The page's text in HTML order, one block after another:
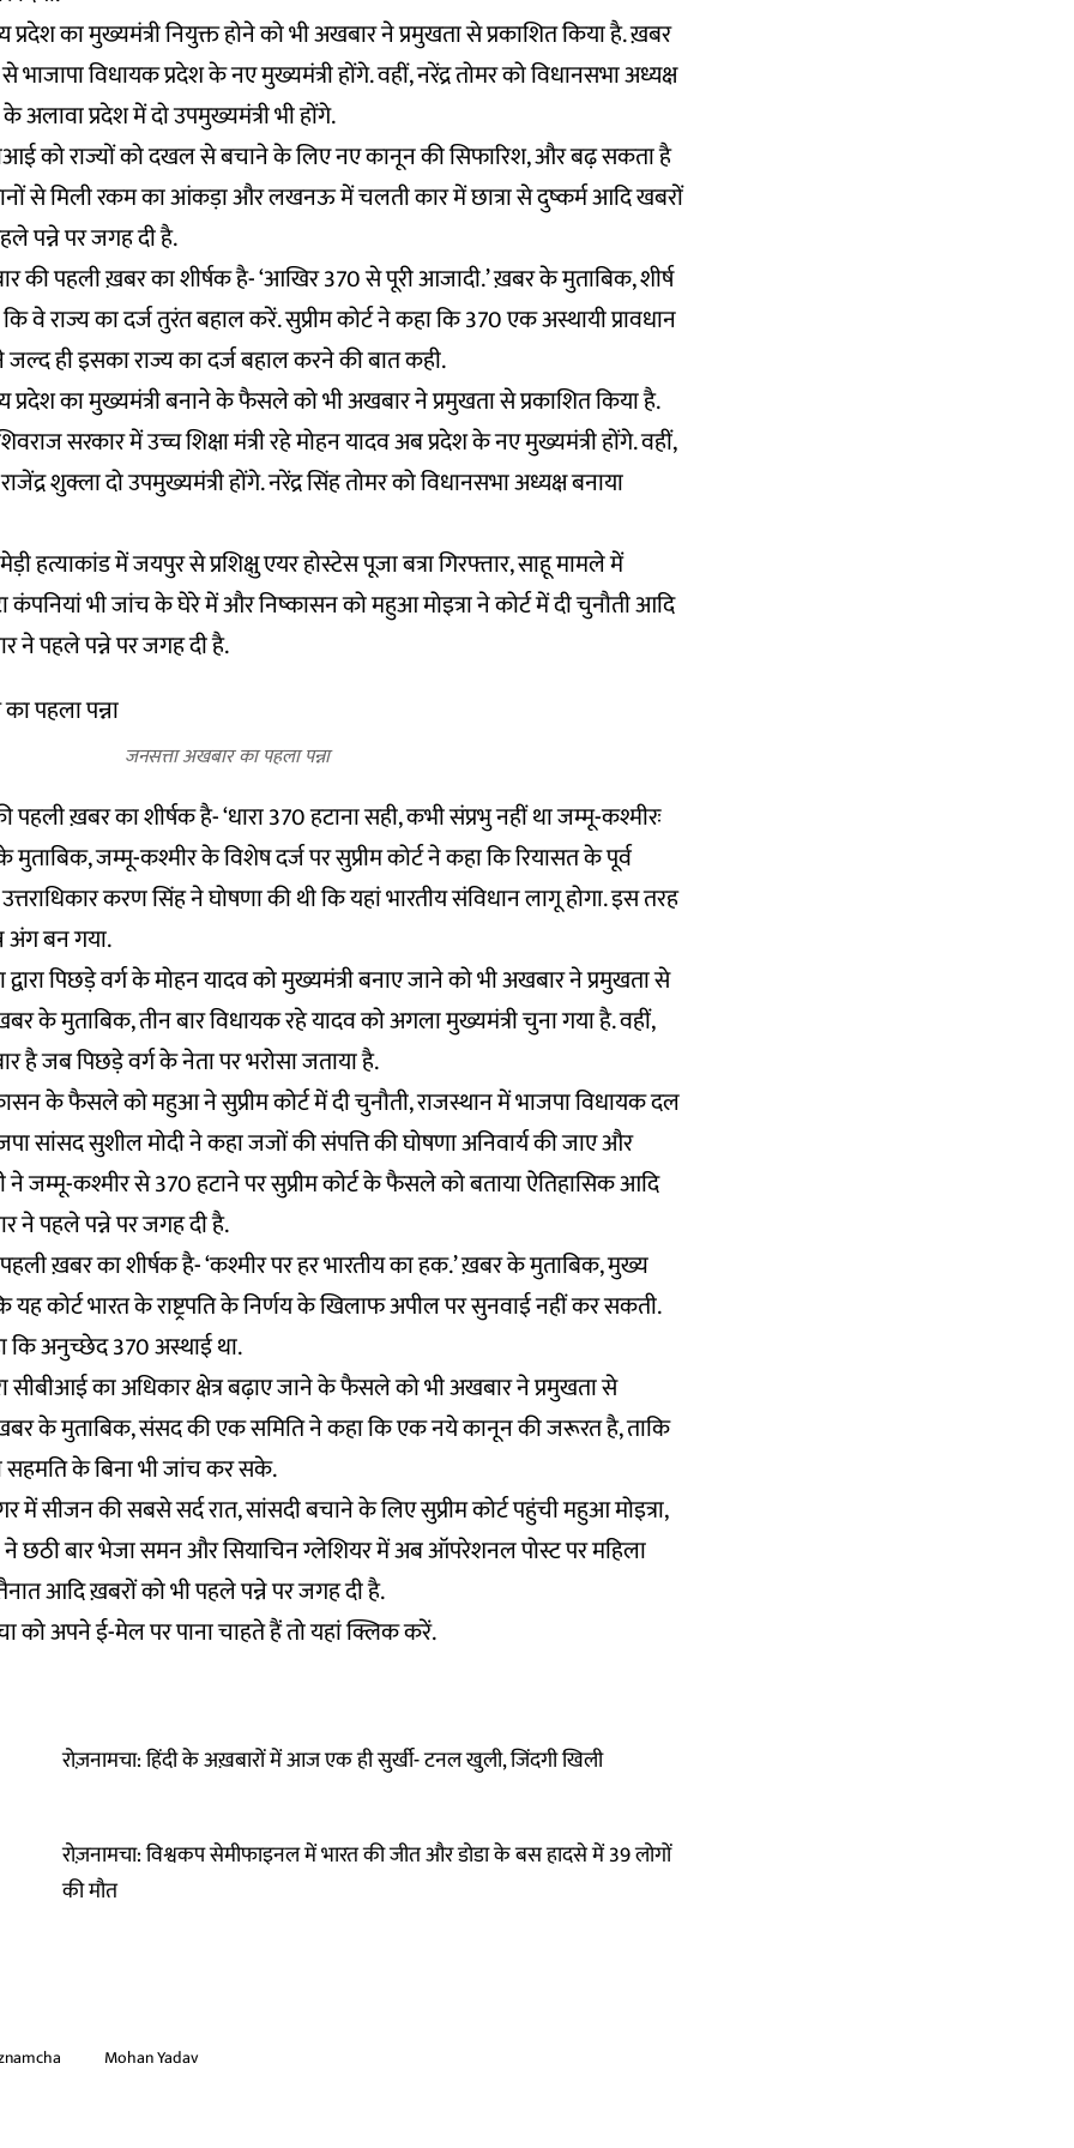
प्रदेश का मुख्यमंत्री नियुक्त होने को भी अखबार ने प्रमुखता से प्रकाशित किया है. ख़बर
विधायक प्रदेश के नए मुख्यमंत्री होंगे. वहीं, नरेंद्र तोमर को विधानसभा अध्यक्ष
अलावा प्रदेश में दो उपमुख्यमंत्री भी होंगे.
को राज्यों को दखल से बचाने के लिए नए कानून की सिफारिश, और बढ़ सकता है
से मिली रकम का आंकड़ा और लखनऊ में चलती कार में छात्रा से दुष्कर्म आदि खबरों
पन्ने पर जगह दी है.
की पहली ख़बर का शीर्षक है- ‘आखिर 370 से पूरी आजादी.’ ख़बर के मुताबिक, शीर्ष
वे राज्य का दर्ज तुरंत बहाल करें. सुप्रीम कोर्ट ने कहा कि 370 एक अस्थायी प्रावधान
जल्द ही इसका राज्य का दर्ज बहाल करने की बात कही.
प्रदेश का मुख्यमंत्री बनाने के फैसले को भी अखबार ने प्रमुखता से प्रकाशित किया है.
सरकार में उच्च शिक्षा मंत्री रहे मोहन यादव अब प्रदेश के नए मुख्यमंत्री होंगे. वहीं,
शुक्ला दो उपमुख्यमंत्री होंगे. नरेंद्र सिंह तोमर को विधानसभा अध्यक्ष बनाया
हत्याकांड में जयपुर से प्रशिक्षु एयर होस्टेस पूजा बत्रा गिरफ्तार, साहू मामले में
भी जांच के घेरे में और निष्कासन को महुआ मोइत्रा ने कोर्ट में दी चुनौती आदि
ने पहले पन्ने पर जगह दी है.
जनसत्ता अखबार का पहला पन्ना
ख़बर का शीर्षक है- ‘धारा 370 हटाना सही, कभी संप्रभु नहीं था जम्मू-कश्मीरः
मुताबिक, जम्मू-कश्मीर के विशेष दर्ज पर सुप्रीम कोर्ट ने कहा कि रियासत के पूर्व
करण सिंह ने घोषणा की थी कि यहां भारतीय संविधान लागू होगा. इस तरह
अंग बन गया.
पिछड़े वर्ग के मोहन यादव को मुख्यमंत्री बनाए जाने को भी अखबार ने प्रमुखता से
के मुताबिक, तीन बार विधायक रहे यादव को अगला मुख्यमंत्री चुना गया है. वहीं,
है जब पिछड़े वर्ग के नेता पर भरोसा जताया है.
के फैसले को महुआ ने सुप्रीम कोर्ट में दी चुनौती, राजस्थान में भाजपा विधायक दल
सांसद सुशील मोदी ने कहा जजों की संपत्ति की घोषणा अनिवार्य की जाए और
ने जम्मू-कश्मीर से 370 हटाने पर सुप्रीम कोर्ट के फैसले को बताया ऐतिहासिक आदि
ने पहले पन्ने पर जगह दी है.
ख़बर का शीर्षक है- ‘कश्मीर पर हर भारतीय का हक.’ ख़बर के मुताबिक, मुख्य
यह कोर्ट भारत के राष्ट्रपति के निर्णय के खिलाफ अपील पर सुनवाई नहीं कर सकती.
कि अनुच्छेद 370 अस्थाई था.
सीबीआई का अधिकार क्षेत्र बढ़ाए जाने के फैसले को भी अखबार ने प्रमुखता से
ख़बर के मुताबिक, संसद की एक समिति ने कहा कि एक नये कानून की जरूरत है, ताकि
सहमति के बिना भी जांच कर सके.
में सीजन की सबसे सर्द रात, सांसदी बचाने के लिए सुप्रीम कोर्ट पहुंची महुआ मोइत्रा,
ने छठी बार भेजा समन और सियाचिन ग्लेशियर में अब ऑपरेशनल पोस्ट पर महिला
आदि ख़बरों को भी पहले पन्ने पर जगह दी है.
को अपने ई-मेल पर पाना चाहते हैं तोयहांक्लिक करें.
रोज़नामचा: हिंदी के अख़बारों में आज एक ही सुर्खी- टनल खुली, जिंदगी खिली
रोज़नामचा: विश्वकप सेमीफाइनल में भारत की जीत और डोडा के बस हादसे में 39 लोगों
की मौत
Mohan Yadav